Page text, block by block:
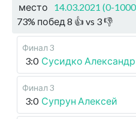
место
14.03.2021 (0-
73% побед 8 👍 vs 3👎
Финал 3
3:0 Сусидко Александр
Финал 3
3:0 Супрун Алексей